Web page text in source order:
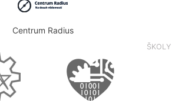
Centrum Radius
ŠKOLY